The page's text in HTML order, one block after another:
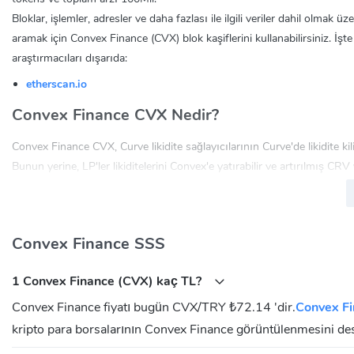
Bloklar, işlemler, adresler ve daha fazlası ile ilgili veriler dahil olmak
aramak için Convex Finance (CVX) blok kaşiflerini kullanabilirsiniz.
araştırmacıları dışarıda:
etherscan.io
Convex Finance CVX Nedir?
Convex Finance CVX, Curve likidite sağlayıcılarının Curve'de
Bunun yerine, LP'ler likiditelerini Convex'e yatırabilir ve artırılmış
sağlar ve Convex Finance'i Curve savaşlarında önemli bir oyuncu
için, "Curve savaşları" muhtemelen DeFi'deki en önemli protokol
Convex Finance'in Kurucuları Kimlerdir?
Convex Finance, anonim geliştiriciler tarafından geliştirilmiştir.
protokollerinden biri olarak kabul edilir ve böylece oldukça düşük riskli
Convex Finance SSS
1 Convex Finance (CVX) kaç TL?
Convex Finance fiyatı bugün CVX/TRY ₺72.14 'dir.Convex
kripto para borsalarının Convex Finance görüntülenmesini